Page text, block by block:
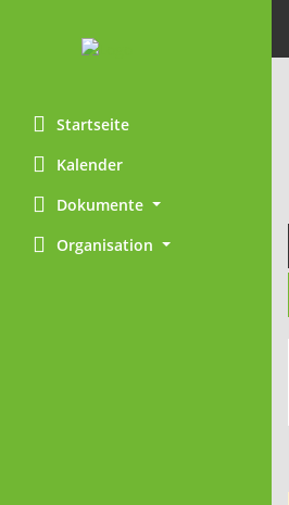
Startseite
Kalender
Dokumente
Organisation